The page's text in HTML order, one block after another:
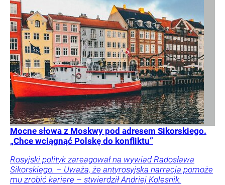
Mocne słowa z Moskwy pod adresem Sikorskiego.
„Chce wciągnąć Polskę do konfliktu”
Rosyjski polityk zareagował na wywiad Radosława
Sikorskiego. – Uważa, że antyrosyjska narracja pomoże
mu zrobić karierę – stwierdził Andriej Kolesnik.